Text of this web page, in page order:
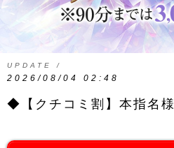
UPDATE /
2026/08/04 02:48
◆【クチコミ割】本指名